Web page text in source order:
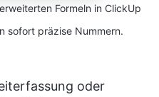
Formeln in ClickUp
sofort präzise Nummern.
oder